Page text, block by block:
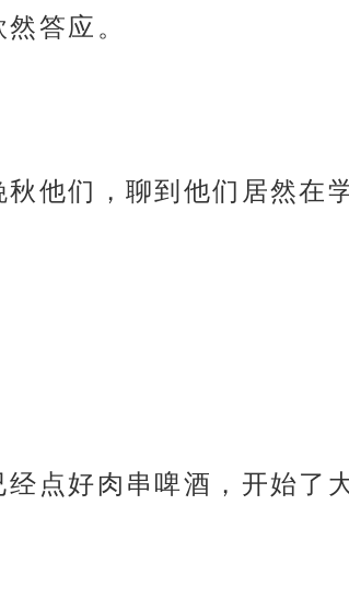
答应。
他们，聊到他们居然在
点好肉串啤酒，开始了